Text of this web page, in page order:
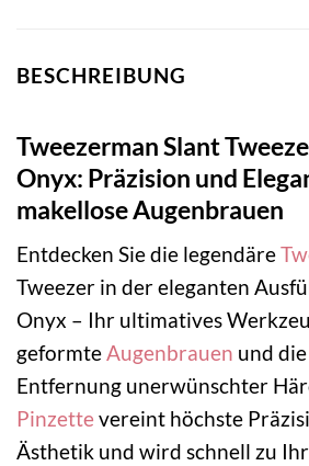
BESCHREIBUNG
Tweezerman Slant
Onyx: Präzision und
makellose Augenbrauen
Entdecken Sie die legendäre
Tweezer in der eleganten
Onyx – Ihr ultimatives
geformteAugenbrauen und
Entfernung unerwünschter
Pinzettevereint höchste
Ästhetik und wird schnell zu